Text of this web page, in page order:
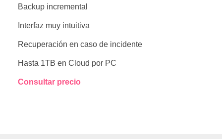
Backup incremental
Interfaz muy intuitiva
Recuperación en caso de incidente
Hasta 1TB en Cloud por PC
Consultar precio